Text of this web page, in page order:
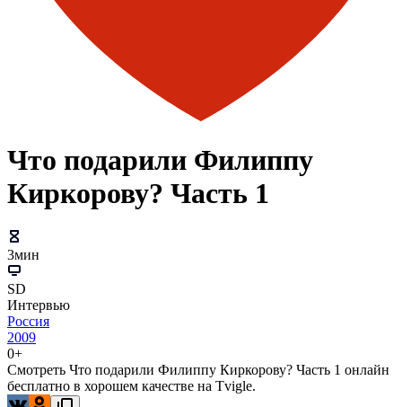
Что подарили Филиппу
Киркорову? Часть 1
3мин
SD
Интервью
Россия
2009
0+
Смотреть Что подарили Филиппу Киркорову? Часть 1 онлайн
бесплатно в хорошем качестве на Tvigle.